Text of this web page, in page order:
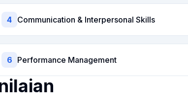
4 Communication & Interpersonal Skills
6 Performance Management